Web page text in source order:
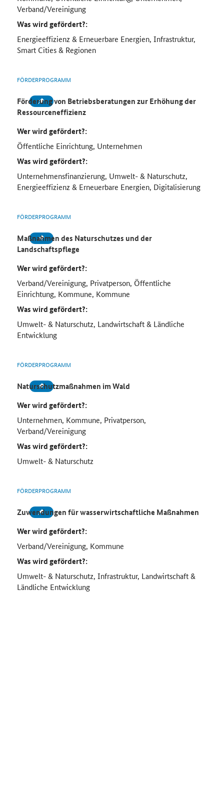
Verband/Vereinigung
Was wird gefördert?:
Energieeffizienz & Erneuerbare Energien, Infrastruktur,
Smart Cities & Regionen
FÖRDERPROGRAMM
Förderung von Betriebsberatungen zur Erhöhung der
Ressourceneffizienz
Wer wird gefördert?:
Öffentliche Einrichtung, Unternehmen
Was wird gefördert?:
Unternehmensfinanzierung, Umwelt- & Naturschutz,
Energieeffizienz & Erneuerbare Energien, Digitalisierung
FÖRDERPROGRAMM
Maßnahmen des Naturschutzes und der
Landschaftspflege
Wer wird gefördert?:
Verband/Vereinigung, Privatperson, Öffentliche
Einrichtung, Kommune, Kommune
Was wird gefördert?:
Umwelt- & Naturschutz, Landwirtschaft & Ländliche
Entwicklung
FÖRDERPROGRAMM
Naturschutzmaßnahmen im Wald
Wer wird gefördert?:
Unternehmen, Kommune, Privatperson,
Verband/Vereinigung
Was wird gefördert?:
Umwelt- & Naturschutz
FÖRDERPROGRAMM
Zuwendungen für wasserwirtschaftliche Maßnahmen
Wer wird gefördert?:
Verband/Vereinigung, Kommune
Was wird gefördert?:
Umwelt- & Naturschutz, Infrastruktur, Landwirtschaft &
Ländliche Entwicklung